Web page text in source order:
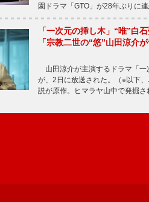
園ドラマ「GTO」が28年ぶりに
「一次元の挿し木」“唯”白
「宗教二世の“悠”山田涼介が
山田涼介が主演するドラマ「一
が、2日に放送された。（※以下
説が原作。ヒマラヤ山中で発掘